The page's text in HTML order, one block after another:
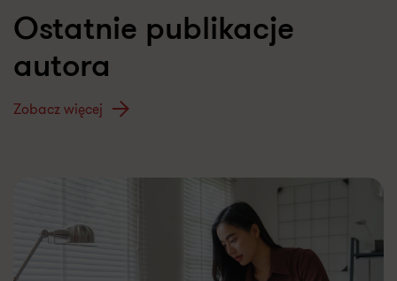
Ostatnie publikacje
autora
Zobacz więcej